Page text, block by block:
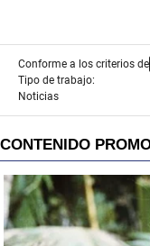
Conforme a los criterios de
Tipo de trabajo:
Noticias